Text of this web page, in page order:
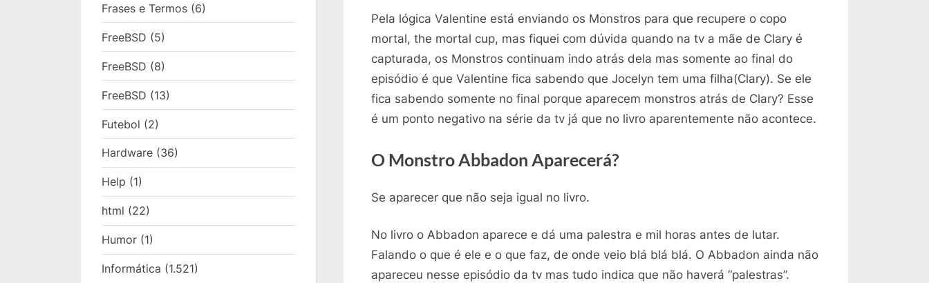
Pela lógica Valentine está enviando os Monstros para que recupere o copo
mortal, the mortal cup, mas fiquei com dúvida quando na tv a mãe de Clary é
capturada, os Monstros continuam indo atrás dela mas somente ao final do
episódio é que Valentine fica sabendo que Jocelyn tem uma filha(Clary). Se ele
fica sabendo somente no final porque aparecem monstros atrás de Clary? Esse
é um ponto negativo na série da tv já que no livro aparentemente não acontece.
O Monstro Abbadon Aparecerá?
Se aparecer que não seja igual no livro.
No livro o Abbadon aparece e dá uma palestra e mil horas antes de lutar.
Falando o que é ele e o que faz, de onde veio blá blá blá. O Abbadon ainda não
apareceu nesse episódio da tv mas tudo indica que não haverá “palestras”.
Frases e Termos (6)
FreeBSD (5)
FreeBSD (8)
FreeBSD (13)
Futebol (2)
Hardware (36)
Help (1)
html (22)
Humor (1)
Informática (1.521)